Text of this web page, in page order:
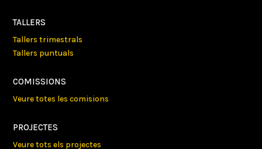
TALLERS
Tallers trimestrals
Tallers puntuals
COMISSIONS
Veure totes les comisions
PROJECTES
Veure tots els projectes